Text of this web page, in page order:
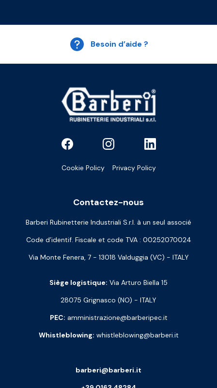
Besoin d’aide ?
Cookie Policy Privacy Policy
Contactez-nous
Barberi Rubinetterie Industriali S.r.l. à un seul associé
Code d’identif. Fiscale et code TVA : 00252070024
Via Monte Fenera, 7 - 13018 Valduggia (VC) - ITALY
Siège logistique: Via Arturo Biella 15
28075 Grignasco (NO) - ITALY
PEC: amministrazione@barberipec.it
Whistleblowing: whistleblowing@barberi.it
barberi@barberi.it